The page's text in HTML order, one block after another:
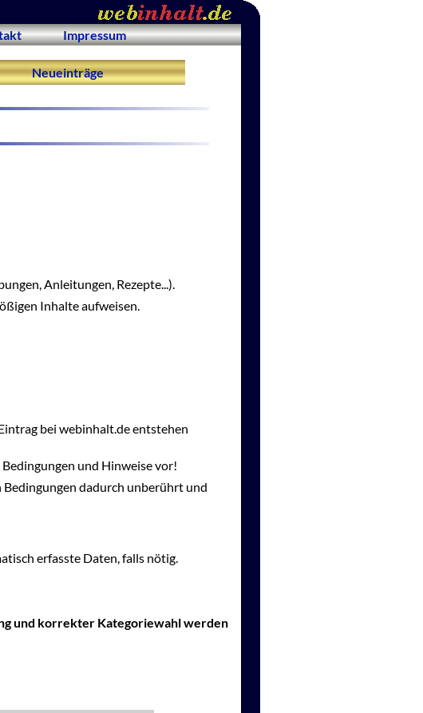
Impressum
Neueinträge
Anleitungen, Rezepte...).
Inhalte aufweisen.
bei webinhalt.de entstehen
und Hinweise vor!
Bedingungen dadurch unberührt und
erfasste Daten, falls nötig.
und korrekter Kategoriewahl werden